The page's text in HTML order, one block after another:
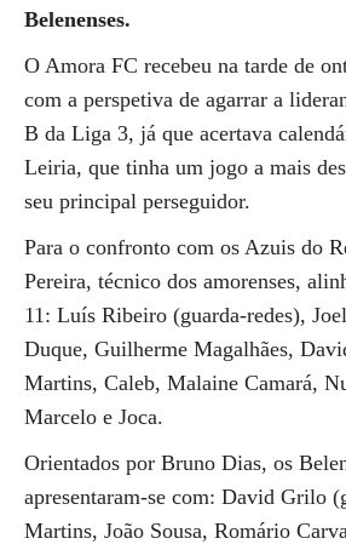
Belenenses.
O Amora FC recebeu na tarde de
com a perspetiva de agarrar a
B da Liga 3, já que acertava
Leiria, que tinha um jogo a mais
seu principal perseguidor.
Para o confronto com os Azuis do
Pereira, técnico dos amorenses,
11: Luís Ribeiro (guarda-redes),
Duque, Guilherme Magalhães,
Martins, Caleb, Malaine Camará,
Marcelo e Joca.
Orientados por Bruno Dias, os
apresentaram-se com: David Grilo
Martins, João Sousa, Romário